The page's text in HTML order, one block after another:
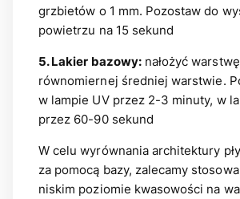
grzbietów o 1 mm. Pozostaw do
powietrzu na 15 sekund
5. Lakier bazowy:nałożyć
równomiernej średniej warstwie.
w lampie UV przez 2-3 minuty, w
przez 60-90 sekund
W celu wyrównania architektury
za pomocą bazy, zalecamy
niskim poziomie kwasowości na